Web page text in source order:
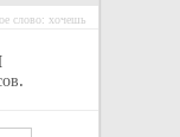
слово: хочешь